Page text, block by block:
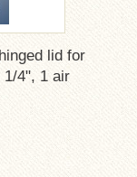
lid for
1/4", 1 air